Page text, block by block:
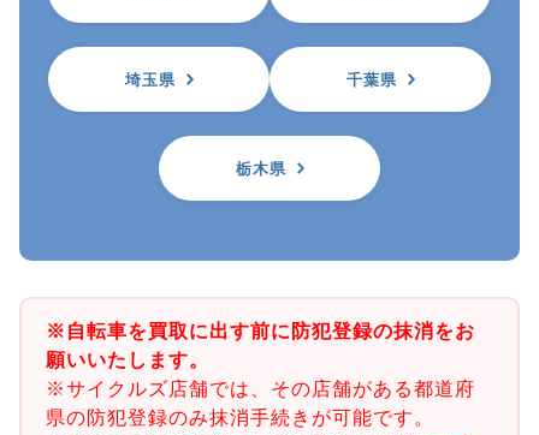
埼玉県 千葉県
栃木県
※自転車を買取に出す前に防犯登録の抹消をお
願いいたします。
※サイクルズ店舗では、その店舗がある都道府
県の防犯登録のみ抹消手続きが可能です。